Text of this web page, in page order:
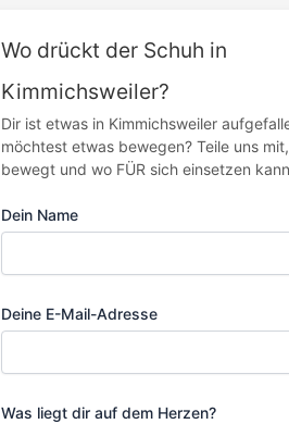
Wo drückt der Schuh in
Kimmichsweiler?
Dir ist etwas in Kimmichsweiler
möchtest etwas bewegen? Teile uns
bewegt und wo FÜR sich einsetzen
Dein Name
Deine E-Mail-Adresse
Was liegt dir auf dem Herzen?